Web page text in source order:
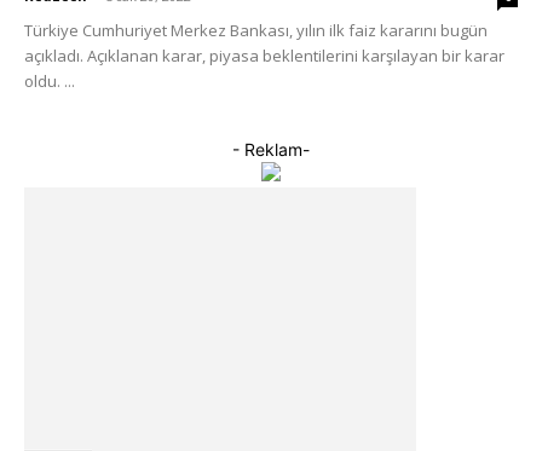
Türkiye Cumhuriyet Merkez Bankası, yılın ilk faiz kararını bugün
açıkladı. Açıklanan karar, piyasa beklentilerini karşılayan bir karar
oldu. ...
- Reklam-